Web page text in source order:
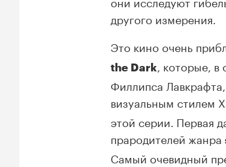
другого измерения.
Это кино очень
the Dark , которые,
Филлипса
визуальным стилем
этой серии. Первая
прародителей жанра
Самый очевидный